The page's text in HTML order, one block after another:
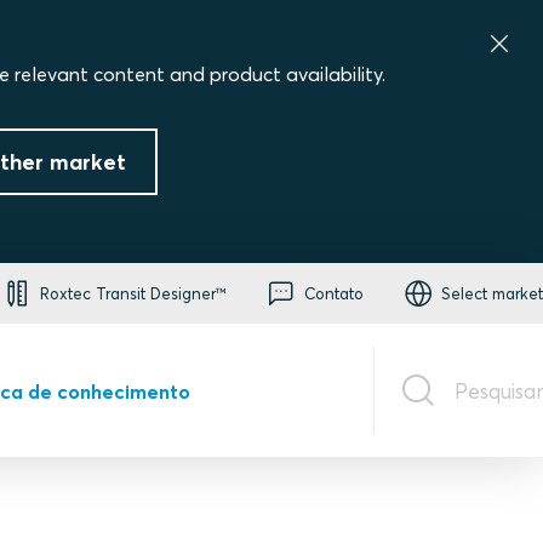
relevant content and product availability.
market
Roxtec Transit Designer™ Contato Select market
de conhecimento Pesquisar